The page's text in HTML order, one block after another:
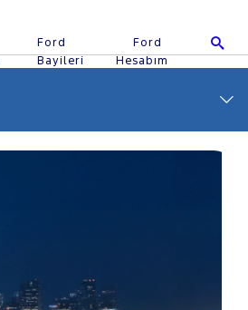
Ford
Bayileri
Ford
Hesabım